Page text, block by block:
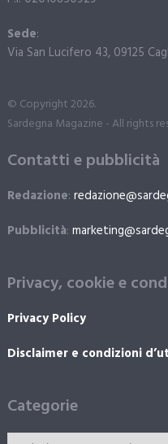
Sede:
Via San Lucifero 43, 09125
© Copyright 2026.
Sardegna Magazine - All rights
Contatti e pubblicità
Redazione:
Pubblicità:
Privacy, cookie e
Privacy Policy
Disclaimer e condizioni
Categorie